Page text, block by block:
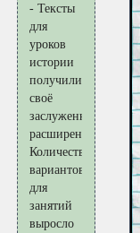
- Тексты
для
уроков
истории
получили
своё
заслуженное
расширение.
Количество
вариантов
для
занятий
выросло